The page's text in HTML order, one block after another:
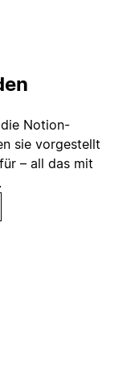
Notion-
sie vorgestellt
– all das mit